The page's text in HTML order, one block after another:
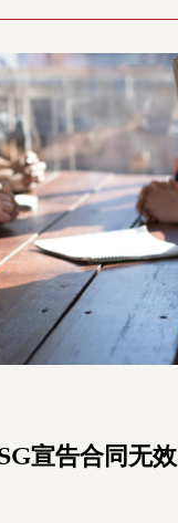
宣告合同无效